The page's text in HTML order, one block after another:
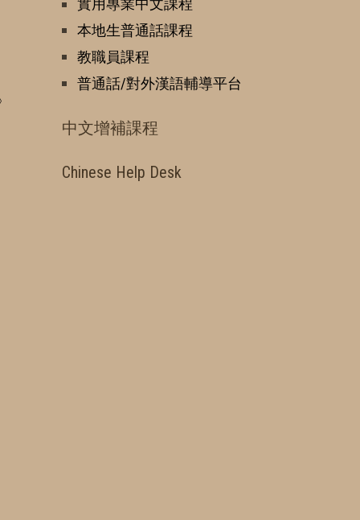
實用專業中文課程
本地生普通話課程
教職員課程
普通話/對外漢語輔導平台
中文增補課程
Chinese Help Desk